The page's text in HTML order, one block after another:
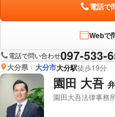
電話で
Webで
電話で問い合わせ097-533-
大分県 大分市大分駅徒歩19分
園田 大吾
園田大吾法律事務